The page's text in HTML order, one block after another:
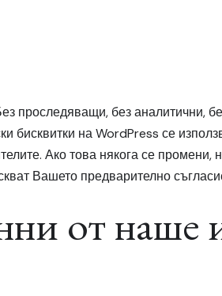
проследяващи, без аналитични,
бисквитки на WordPress се
Ако това някога се
Вашето предварително
от наше